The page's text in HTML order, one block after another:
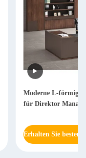
Moderne L-förmige
für Direktor
Erhalten Sie besten